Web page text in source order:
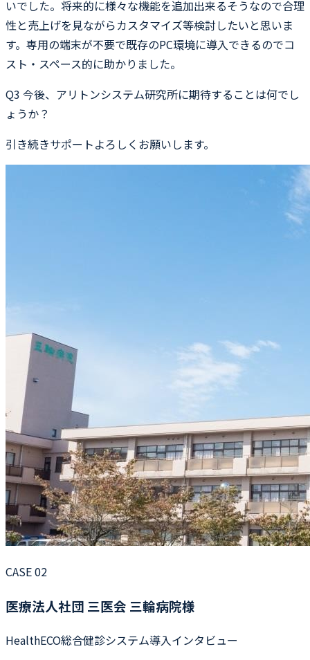
いでした。将来的に様々な機能を追加出来るそうなので合理
性と売上げを見ながらカスタマイズ等検討したいと思いま
す。専用の端末が不要で既存のPC環境に導入できるのでコ
スト・スペース的に助かりました。
Q3 今後、アリトンシステム研究所に期待することは何でし
ょうか？
引き続きサポートよろしくお願いします。
CASE 02
医療法人社団 三医会 三輪病院様
HealthECO総合健診システム導入インタビュー